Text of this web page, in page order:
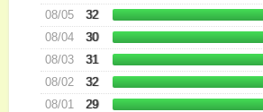
08/05
32
08/04
30
08/03
31
08/02
32
08/01
29